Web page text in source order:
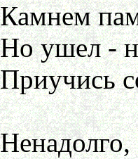
Камнем
Но ушел -
Приучись